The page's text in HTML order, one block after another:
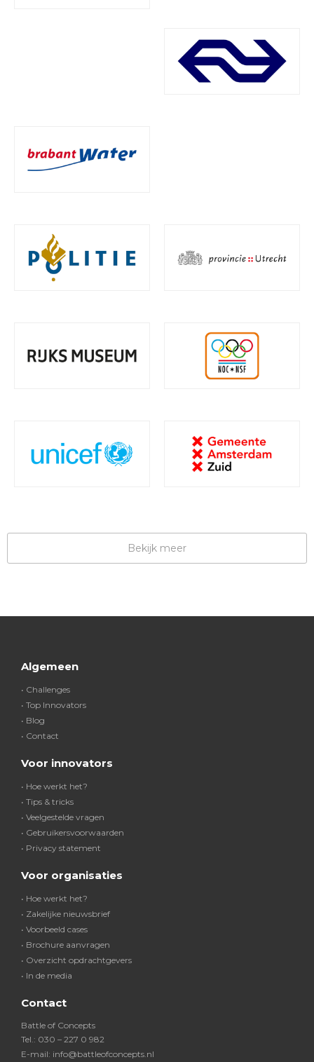
Bekijk meer
Algemeen
• Challenges
• Top Innovators
• Blog
• Contact
Voor innovators
• Hoe werkt het?
• Tips & tricks
• Veelgestelde vragen
• Gebruikersvoorwaarden
• Privacy statement
Voor organisaties
• Hoe werkt het?
• Zakelijke nieuwsbrief
• Voorbeeld cases
• Brochure aanvragen
• Overzicht opdrachtgevers
• In de media
Contact
Battle of Concepts
Tel.: 030 – 227 0 982
E-mail: info@battleofconcepts.nl